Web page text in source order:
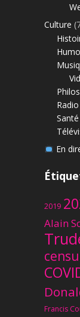
Culture
Radio
Santé
En
2019
Alain
Francis